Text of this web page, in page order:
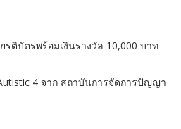
รติบัตรพร้อมเงินรางวัล 10,000 บาท
4 จาก สถาบันการจัดการปัญญา